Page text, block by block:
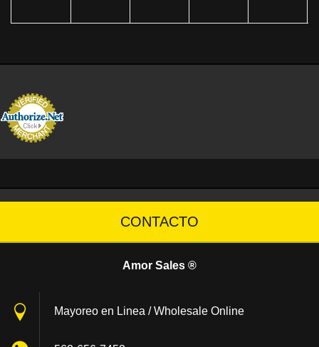
CONTACTO
Amor Sales ®
Mayoreo en Linea / Wholesale Online